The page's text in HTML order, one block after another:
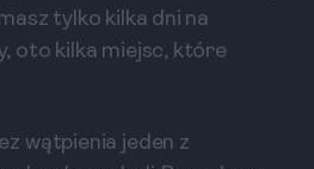
tylko kilka dni na
oto kilka miejsc, które
wątpienia jeden z